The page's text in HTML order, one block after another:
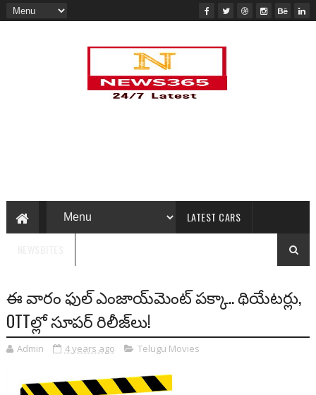
LATEST CARS
ఈ వారం ఫుల్ ఎంజాయ్‌మెంట్ పక్కా.. థియేటర్లు,
OTTల్లో సూపర్ రిలీజ్‌లు!
Admin 4 years ago Telugu Movies